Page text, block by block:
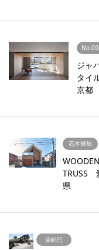
ジャ
タイ
京都
石本輝旭
TRUSS
県
柴睦巳